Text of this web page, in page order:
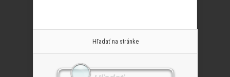
Hľadať na stránke